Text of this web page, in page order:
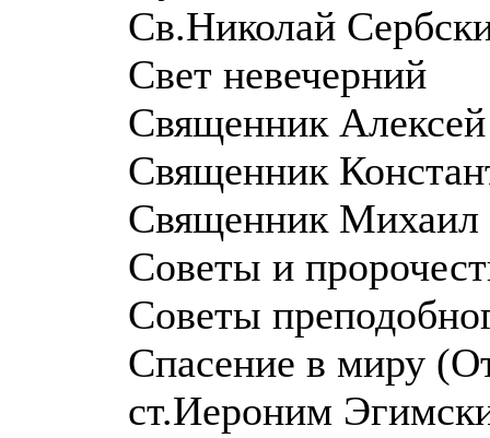
Св.Николай
Свет невечерний
Священник
Священник
Священник Михаил
Советы и
Советы
Спасение в миру
ст.Иероним